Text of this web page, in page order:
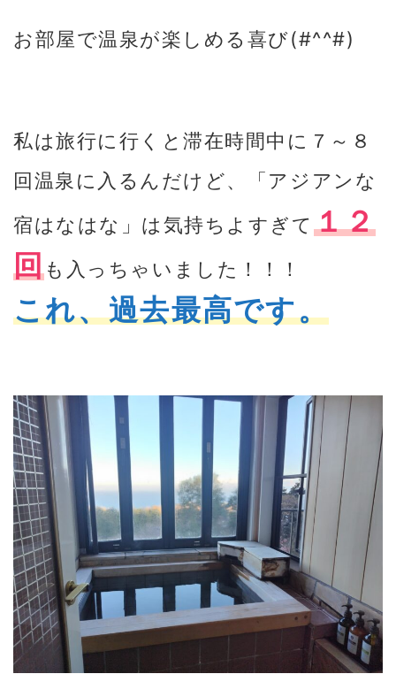
お部屋で温泉が楽しめる喜び(#^^#)
私は旅行に行くと滞在時間中に７～８
回温泉に入るんだけど、「アジアンな
宿はなはな」は気持ちよすぎて１２
回も入っちゃいました！！！
これ、過去最高です。